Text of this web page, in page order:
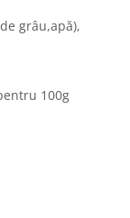
grâu,apă),
100g